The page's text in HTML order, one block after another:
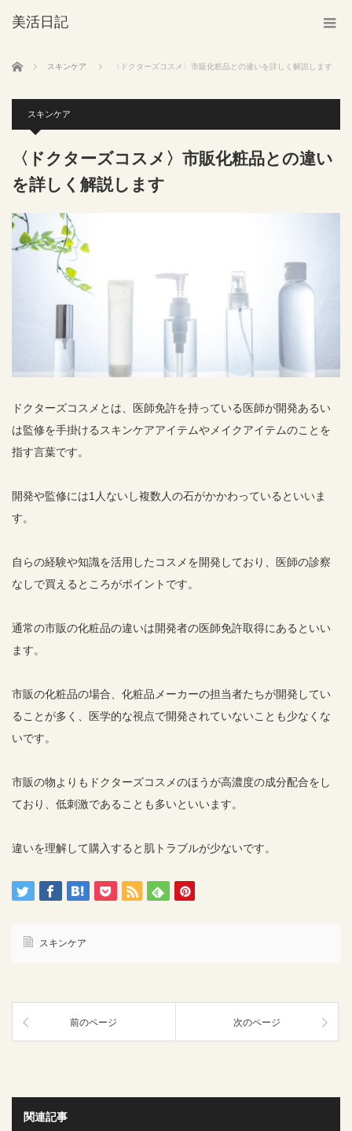
美活日記
ホーム スキンケア 〈ドクターズコスメ〉市販化粧品との違いを詳しく解説します
スキンケア
〈ドクターズコスメ〉市販化粧品との違い
を詳しく解説します
ドクターズコスメとは、医師免許を持っている医師が開発あるい
は監修を手掛けるスキンケアアイテムやメイクアイテムのことを
指す言葉です。
開発や監修には1人ないし複数人の石がかかわっているといいま
す。
自らの経験や知識を活用したコスメを開発しており、医師の診察
なしで買えるところがポイントです。
通常の市販の化粧品の違いは開発者の医師免許取得にあるといい
ます。
市販の化粧品の場合、化粧品メーカーの担当者たちが開発してい
ることが多く、医学的な視点で開発されていないことも少なくな
いです。
市販の物よりもドクターズコスメのほうが高濃度の成分配合をし
ており、低刺激であることも多いといいます。
違いを理解して購入すると肌トラブルが少ないです。
スキンケア
前のページ 次のページ
関連記事